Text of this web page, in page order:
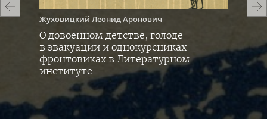
Жуховицкий Леонид Аронович
О довоенном детстве, голоде
в эвакуации и однокурсниках-
фронтовиках в Литературном
институте
в